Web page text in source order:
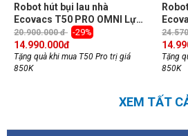
Robot hút bụi lau nhà
Ecovacs T50 PRO OMNI Lực
hút 15000Pa, Pin 5200mah
20.900.000 đ -29%
14.990.000đ
Tặng quà khi mua T50 Pro trị giá
850K
Lực
tóc
Tặng
850K
XEM TẤT